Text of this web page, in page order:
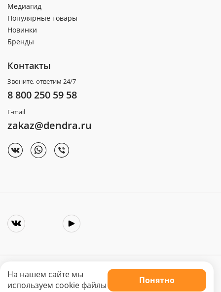
Медиагид
Популярные товары
Новинки
Бренды
Контакты
Звоните, ответим 24/7
8 800 250 59 58
E-mail
zakaz@dendra.ru
Copyright © 2025. Интернет-магазин «Dendra»
На нашем сайте мы
используем cookie файлы
Понятно